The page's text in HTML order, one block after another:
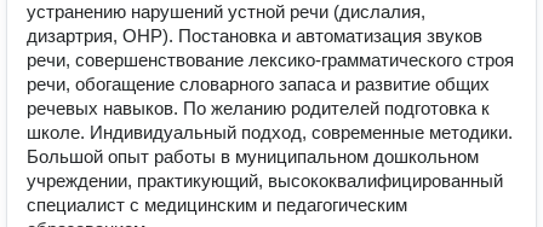
устранению нарушений устной речи (дислалия,
дизартрия, ОНР). Постановка и автоматизация звуков
речи, совершенствование лексико-грамматического строя
речи, обогащение словарного запаса и развитие общих
речевых навыков. По желанию родителей подготовка к
школе. Индивидуальный подход, современные методики.
Большой опыт работы в муниципальном дошкольном
учреждении, практикующий, высококвалифицированный
специалист с медицинским и педагогическим